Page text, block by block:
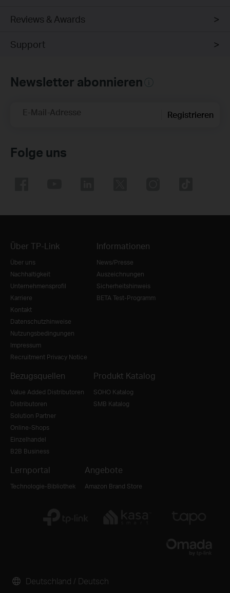
Reviews & Awards
Support
Newsletter abonnieren
E-Mail-Adresse Registrieren
Folge uns
Über TP-Link
Über uns
Nachhaltigkeit
Unternehmensprofil
Karriere
Kontakt
Datenschutzhinweise
Nutzungsbedingungen
Impressum
Recruitment Privacy Notice
Informationen
News/Presse
Auszeichnungen
Sicherheitshinweis
BETA Test-Programm
Bezugsquellen
Value Added Distributoren
Distributoren
Solution Partner
Online-Shops
Einzelhandel
B2B Business
Produkt Katalog
SOHO Katalog
SMB Katalog
Lernportal
Technologie-Bibliothek
Angebote
Amazon Brand Store
Deutschland / Deutsch